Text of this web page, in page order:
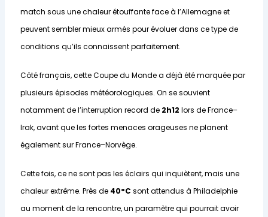
match sous une chaleur étouffante face à l’Allemagne et
peuvent sembler mieux armés pour évoluer dans ce type de
conditions qu’ils connaissent parfaitement.
Côté français, cette Coupe du Monde a déjà été marquée par
plusieurs épisodes météorologiques. On se souvient
notamment de l’interruption record de 2h12 lors de France–
Irak, avant que les fortes menaces orageuses ne planent
également sur France–Norvège.
Cette fois, ce ne sont pas les éclairs qui inquiètent, mais une
chaleur extrême. Près de 40°C sont attendus à Philadelphie
au moment de la rencontre, un paramètre qui pourrait avoir